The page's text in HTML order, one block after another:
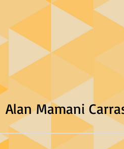
Alan Mamani